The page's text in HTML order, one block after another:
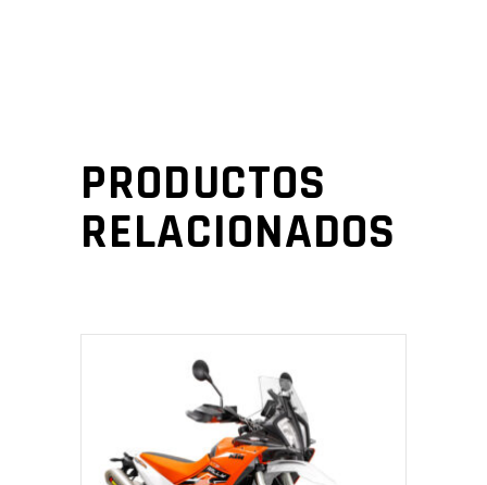
PRODUCTOS
RELACIONADOS